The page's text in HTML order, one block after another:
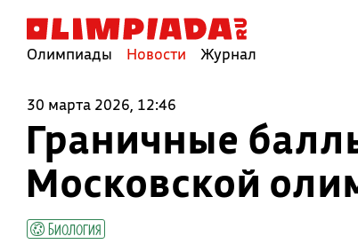
Олимпиады Новости Журнал
30 марта 2026, 12:46
Граничные
Московской
Биология